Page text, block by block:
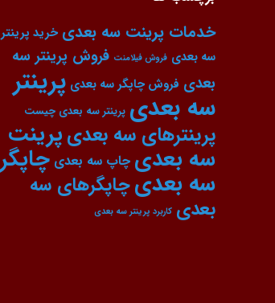
خدمات پرینت سه بعدی خرید پرینتر
سه بعدی فروش فیلامنت فروش پرینتر سه
بعدی فروش چاپگر سه بعدی پرینتر
سه بعدی پرینتر سه بعدی چیست
پرینترهای سه بعدیپرینت
سه بعدی چاپ سه بعدی چاپگر
سه بعدیچاپگرهای سه
بعدی کاربرد پرینتر سه بعدی